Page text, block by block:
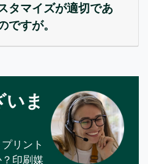
タマイズが適切であ
ですが。
いま
リント
印刷媒